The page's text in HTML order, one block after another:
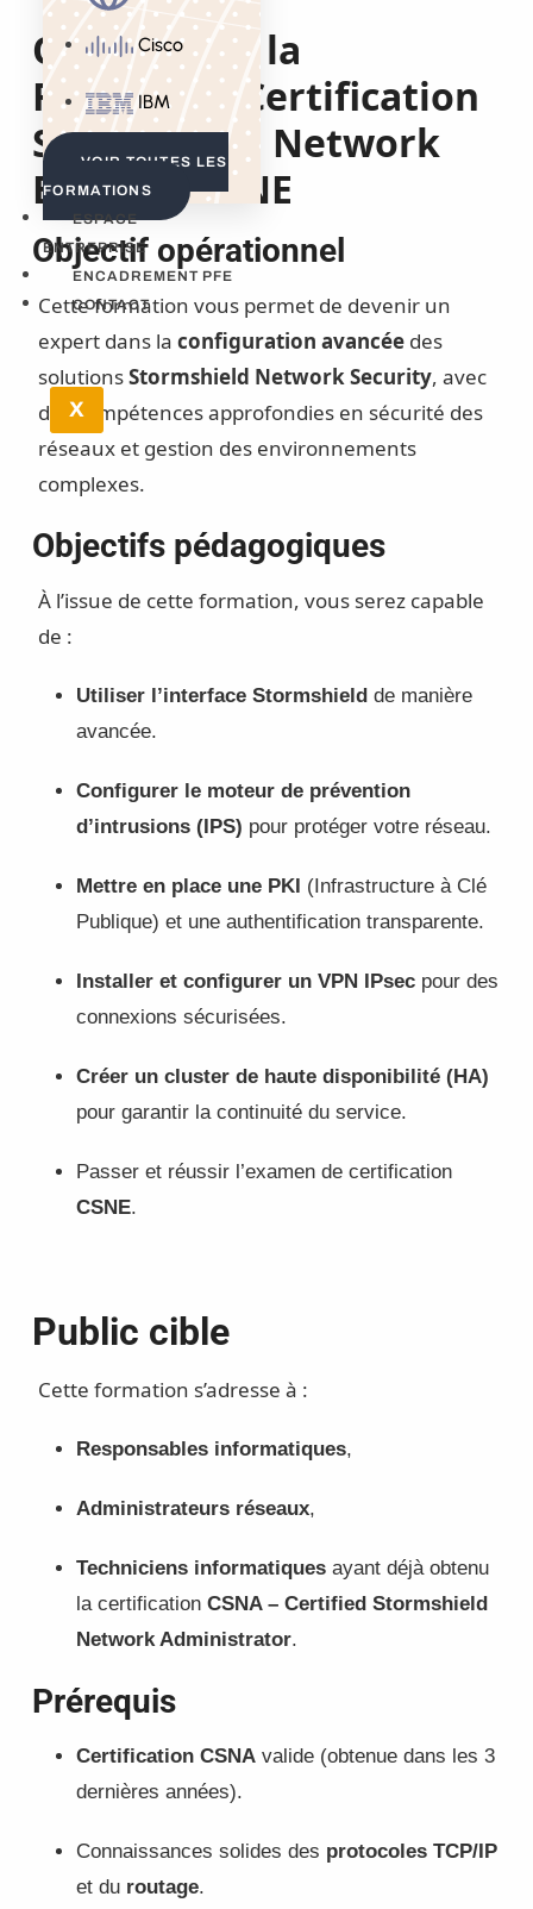
Cisco
IBM
VOIR TOUTES LES
FORMATIONS
ESPACE
ENTREPRISE
ENCADREMENT PFE
CONTACT
X
Objectifs de la
Formation Certification
Stormshield Network
Expert – CSNE
Objectif opérationnel
Cette formation vous permet de devenir un
expert dans la configuration avancéedes
solutionsStormshield Network Security, avec
des compétences approfondies en sécurité des
réseaux et gestion des environnements
complexes.
Objectifs pédagogiques
À l’issue de cette formation, vous serez capable
de :
Utiliser l’interface Stormshieldde manière
avancée.
Configurer le moteur de prévention
d’intrusions (IPS) pour protéger votre réseau.
Mettre en place une PKI (Infrastructure à Clé
Publique) et une authentification transparente.
Installer et configurer un VPN IPsecpour des
connexions sécurisées.
Créer un cluster de haute disponibilité (HA)
pour garantir la continuité du service.
Passer et réussir l’examen de certification
CSNE.
Public cible
Cette formation s’adresse à :
Responsables informatiques,
Administrateurs réseaux,
Techniciens informatiquesayant déjà obtenu
la certification CSNA – Certified Stormshield
Network Administrator.
Prérequis
Certification CSNAvalide (obtenue dans les 3
dernières années).
Connaissances solides des protocoles TCP/IP
et du routage.